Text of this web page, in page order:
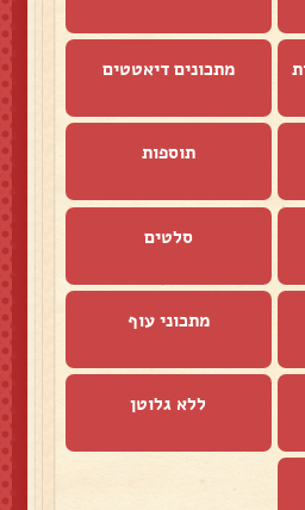
מתכונים דיאטטים
תוספות
סלטים
מתכוני עוף
ללא גלוטן